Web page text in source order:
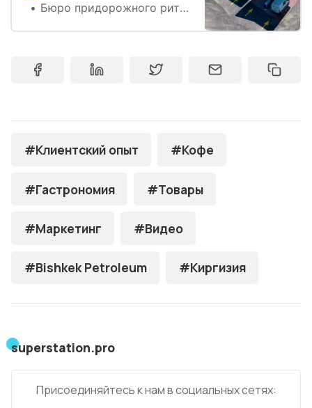
проект, который стал самым
Бюро придорожного ритейла
#Клиентский опыт #Кофе
#Гастрономия #Товары
#Маркетинг #Видео
#Bishkek Petroleum #Киргизия
superstation.pro
Присоединяйтесь к нам в социальных сетях: